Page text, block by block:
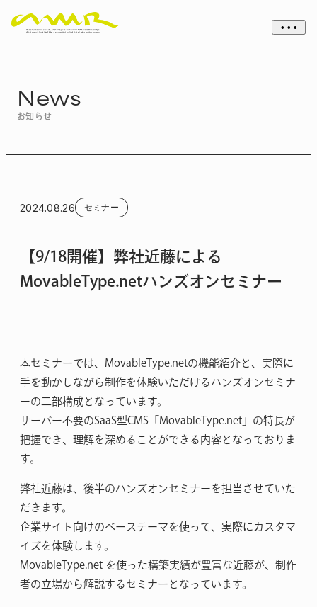
• • •
News
お知らせ
2024.08.26 セミナー
【9/18開催】弊社近藤による
MovableType.netハンズオンセミナー
本セミナーでは、MovableType.netの機能紹介と、実際に
手を動かしながら制作を体験いただけるハンズオンセミナ
ーの二部構成となっています。
サーバー不要のSaaS型CMS「MovableType.net」の特長が
把握でき、理解を深めることができる内容となっておりま
す。
弊社近藤は、後半のハンズオンセミナーを担当させていた
だきます。
企業サイト向けのベーステーマを使って、実際にカスタマ
イズを体験します。
MovableType.net を使った構築実績が豊富な近藤が、制作
者の立場から解説するセミナーとなっています。